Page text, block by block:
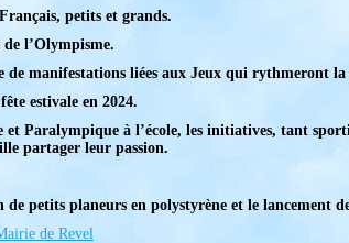
petits et grands.
l’Olympisme.
de manifestations liées aux Jeux qui rythmeront
estivale en 2024.
Paralympique à l’école, les initiatives, tant
partager leur passion.
petits planeurs en polystyrène et le lancement
de Revel